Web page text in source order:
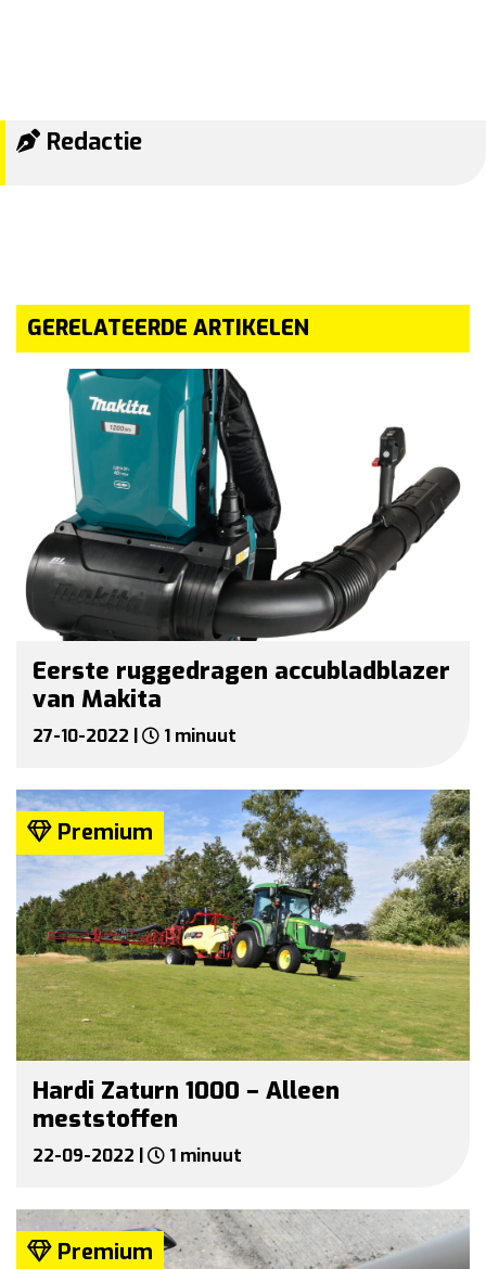
Redactie
GERELATEERDE ARTIKELEN
Eerste ruggedragen accubladblazer
van Makita
27-10-2022 | 1 minuut
Premium
Hardi Zaturn 1000 – Alleen
meststoffen
22-09-2022 | 1 minuut
Premium